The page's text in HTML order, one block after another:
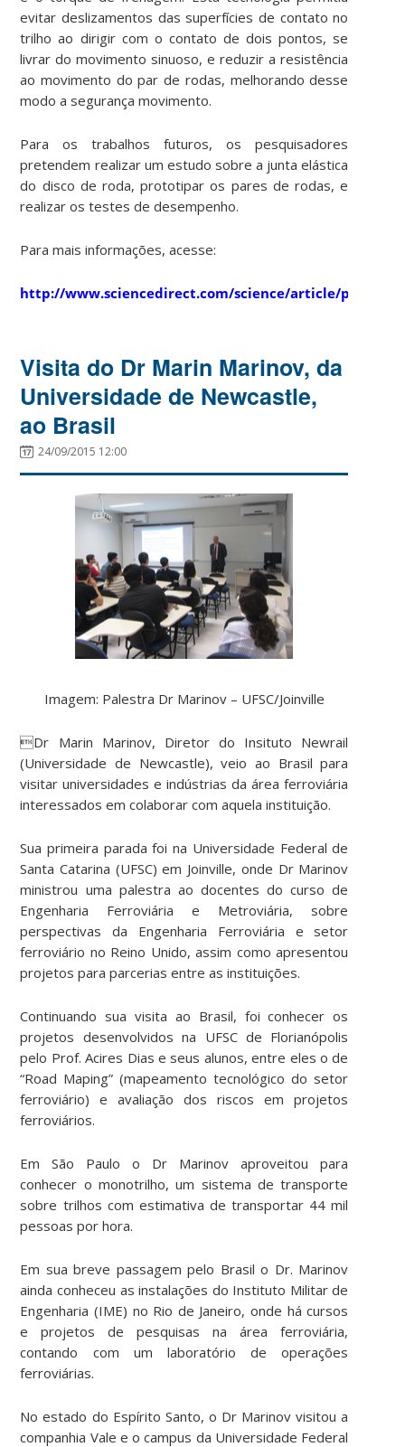
evitar deslizamentos das superfícies de contato no
trilho ao dirigir com o contato de dois pontos, se
livrar do movimento sinuoso, e reduzir a resistência
ao movimento do par de rodas, melhorando desse
modo a segurança movimento.
Para os trabalhos futuros, os pesquisadores
pretendem realizar um estudo sobre a junta elástica
do disco de roda, prototipar os pares de rodas, e
realizar os testes de desempenho.
Para mais informações, acesse:
http://www.sciencedirect.com/science/article/pii/
Visita do Dr Marin Marinov, da
Universidade de Newcastle,
ao Brasil
24/09/2015 12:00
Imagem: Palestra Dr Marinov – UFSC/Joinville
Dr Marin Marinov, Diretor do Insituto Newrail
(Universidade de Newcastle), veio ao Brasil para
visitar universidades e indústrias da área ferroviária
interessados em colaborar com aquela instituição.
Sua primeira parada foi na Universidade Federal de
Santa Catarina (UFSC) em Joinville, onde Dr Marinov
ministrou uma palestra ao docentes do curso de
Engenharia Ferroviária e Metroviária, sobre
perspectivas da Engenharia Ferroviária e setor
ferroviário no Reino Unido, assim como apresentou
projetos para parcerias entre as instituições.
Continuando sua visita ao Brasil, foi conhecer os
projetos desenvolvidos na UFSC de Florianópolis
pelo Prof. Acires Dias e seus alunos, entre eles o de
“Road Maping” (mapeamento tecnológico do setor
ferroviário) e avaliação dos riscos em projetos
ferroviários.
Em São Paulo o Dr Marinov aproveitou para
conhecer o monotrilho, um sistema de transporte
sobre trilhos com estimativa de transportar 44 mil
pessoas por hora.
Em sua breve passagem pelo Brasil o Dr. Marinov
ainda conheceu as instalações do Instituto Militar de
Engenharia (IME) no Rio de Janeiro, onde há cursos
e projetos de pesquisas na área ferroviária,
contando com um laboratório de operações
ferroviárias.
No estado do Espírito Santo, o Dr Marinov visitou a
companhia Vale e o campus da Universidade Federal